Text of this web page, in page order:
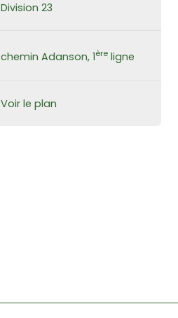
Division 23
chemin Adanson, 1ère ligne
Voir le plan